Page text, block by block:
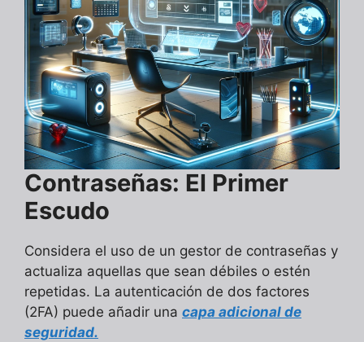
Contraseñas: El Primer
Escudo
Considera el uso de un gestor de contraseñas y
actualiza aquellas que sean débiles o estén
repetidas. La autenticación de dos factores
(2FA) puede añadir una capa adicional de
seguridad.